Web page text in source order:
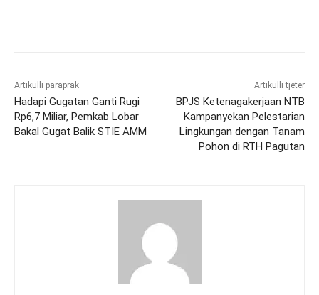
Artikulli paraprak
Hadapi Gugatan Ganti Rugi
Rp6,7 Miliar, Pemkab Lobar
Bakal Gugat Balik STIE AMM
Artikulli tjetër
BPJS Ketenagakerjaan NTB
Kampanyekan Pelestarian
Lingkungan dengan Tanam
Pohon di RTH Pagutan